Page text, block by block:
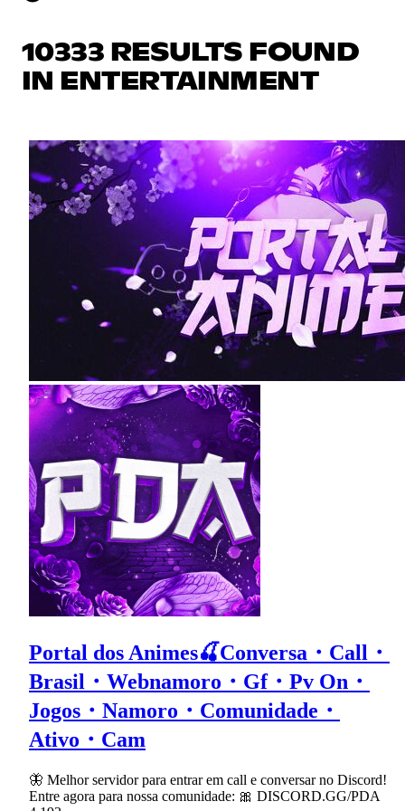
10333 RESULTS FOUND
IN ENTERTAINMENT
Portal dos Animes🍒Conversa・Call・
Brasil・Webnamoro・Gf・Pv On・
Jogos・Namoro・Comunidade・
Ativo・Cam
🦋 Melhor servidor para entrar em call e conversar no Discord!
Entre agora para nossa comunidade: 🎀 DISCORD.GG/PDA